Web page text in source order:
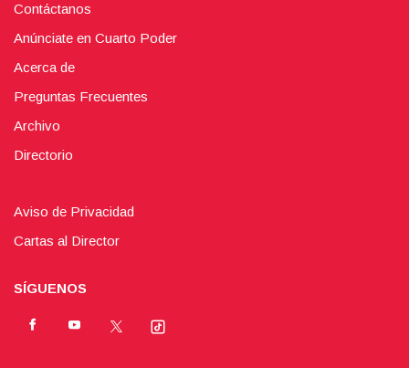
Contáctanos
Anúnciate en Cuarto Poder
Acerca de
Preguntas Frecuentes
Archivo
Directorio
Aviso de Privacidad
Cartas al Director
SÍGUENOS